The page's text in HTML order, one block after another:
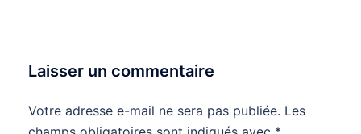
Laisser un commentaire
Votre adresse e-mail ne sera pas publiée. Les